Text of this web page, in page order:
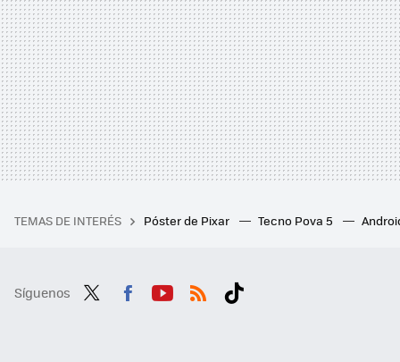
TEMAS DE INTERÉS Póster de Pixar Tecno Pova 5
Síguenos